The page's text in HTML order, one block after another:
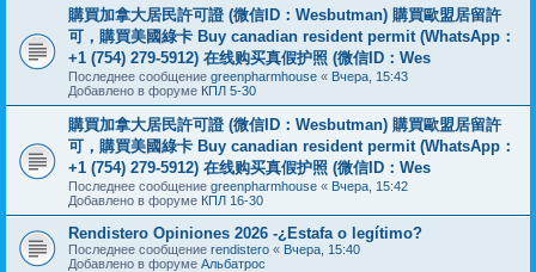
購買加拿大居民許可證 (微信ID：Wesbutman) 購買歐盟居留許
可，購買美國綠卡 Buy canadian resident permit (WhatsApp：
+1 (754) 279-5912) 在线购买真假护照 (微信ID：Wes
Последнее сообщение greenpharmhouse « Вчера, 15:43
Добавлено в форуме КПЛ 5-30
購買加拿大居民許可證 (微信ID：Wesbutman) 購買歐盟居留許
可，購買美國綠卡 Buy canadian resident permit (WhatsApp：
+1 (754) 279-5912) 在线购买真假护照 (微信ID：Wes
Последнее сообщение greenpharmhouse « Вчера, 15:42
Добавлено в форуме КПЛ 16-30
Rendistero Opiniones 2026 -¿Estafa o legítimo?
Последнее сообщение rendistero « Вчера, 15:40
Добавлено в форуме Альбатрос